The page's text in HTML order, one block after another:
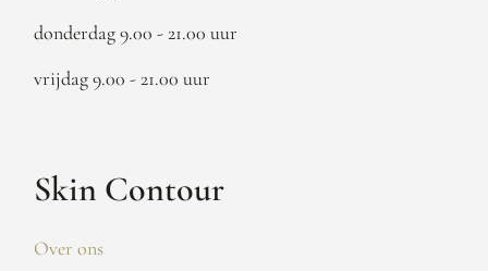
donderdag 9.00 - 21.00 uur
vrijdag 9.00 - 21.00 uur
Skin Contour
Over ons